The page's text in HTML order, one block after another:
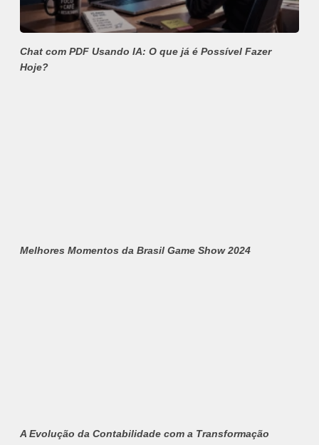
Chat com PDF Usando IA: O que já é Possível Fazer
Hoje?
Melhores Momentos da Brasil Game Show 2024
A Evolução da Contabilidade com a Transformação